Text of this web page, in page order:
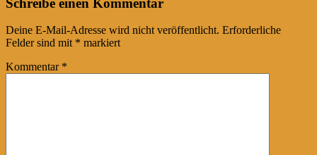
navigation
Deine E-Mail-Adresse wird nicht veröffentlicht. Erforderliche
Felder sind mit * markiert
Kommentar *